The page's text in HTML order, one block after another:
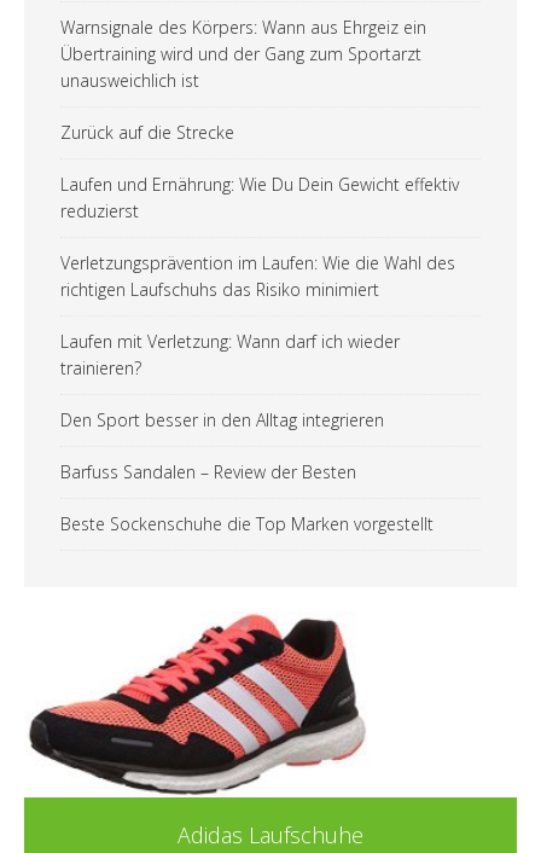
Warnsignale des Körpers: Wann aus Ehrgeiz ein
Übertraining wird und der Gang zum Sportarzt
unausweichlich ist
Zurück auf die Strecke
Laufen und Ernährung: Wie Du Dein Gewicht effektiv
reduzierst
Verletzungsprävention im Laufen: Wie die Wahl des
richtigen Laufschuhs das Risiko minimiert
Laufen mit Verletzung: Wann darf ich wieder
trainieren?
Den Sport besser in den Alltag integrieren
Barfuss Sandalen – Review der Besten
Beste Sockenschuhe die Top Marken vorgestellt
Adidas Laufschuhe